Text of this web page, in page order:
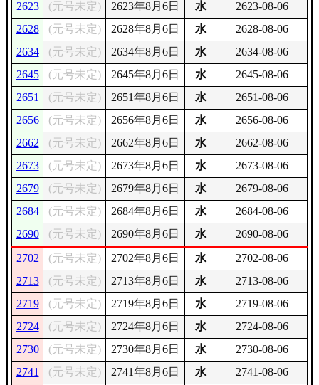
2623 (元号未定) 2623年8月6日 水
2623-08-06
2628
(元号未定) 2628年8月6日 水
2628-08-06
2634
(元号未定) 2634年8月6日 水
2634-08-06
2645
(元号未定) 2645年8月6日 水
2645-08-06
2651
(元号未定) 2651年8月6日 水
2651-08-06
2656
(元号未定) 2656年8月6日 水
2656-08-06
2662
(元号未定) 2662年8月6日 水
2662-08-06
2673
(元号未定) 2673年8月6日 水
2673-08-06
2679
(元号未定) 2679年8月6日 水
2679-08-06
2684
(元号未定) 2684年8月6日 水
2684-08-06
2690
(元号未定) 2690年8月6日 水
2690-08-06
2702
(元号未定) 2702年8月6日 水
2702-08-06
2713
(元号未定) 2713年8月6日 水
2713-08-06
2719
(元号未定) 2719年8月6日 水
2719-08-06
2724
(元号未定) 2724年8月6日 水
2724-08-06
2730
(元号未定) 2730年8月6日 水
2730-08-06
2741
(元号未定) 2741年8月6日 水
2741-08-06